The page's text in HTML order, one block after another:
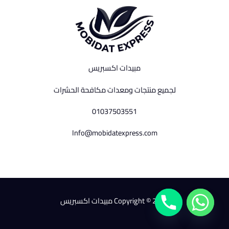
مبيدات اكسبريس
لجميع منتجات ومعدات مكافحة الحشرات
01037503551
Info@mobidatexpress.com
Copyright © 2026 مبيدات اكسبريس